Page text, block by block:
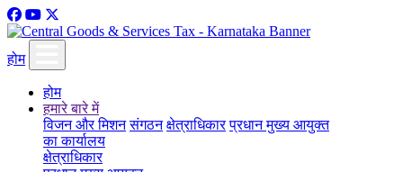
होम
होम
हमारे बारे में
विजन और मिशन संगठन क्षेत्राधिकार प्रधान मुख्य आयुक्त
का कार्यालय
क्षेत्राधिकार